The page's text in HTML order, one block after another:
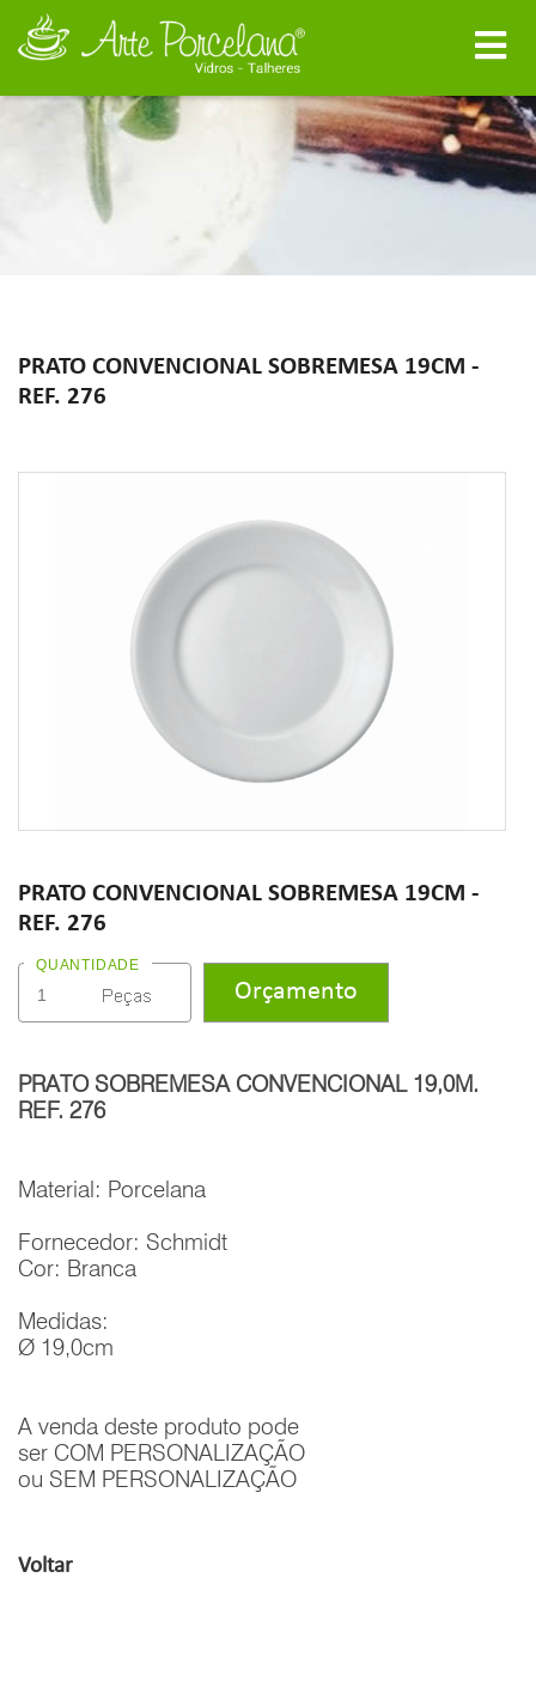
PRATO CONVENCIONAL SOBREMESA 19CM -
REF. 276
PRATO CONVENCIONAL SOBREMESA 19CM -
REF. 276
QUANTIDADE
PRATO SOBREMESA CONVENCIONAL 19,0M.
REF. 276
Material: Porcelana
Fornecedor: Schmidt
Cor: Branca
Medidas:
Ø 19,0cm
A venda deste produto pode
ser COM PERSONALIZAÇÃO
ou SEM PERSONALIZAÇÃO
Voltar